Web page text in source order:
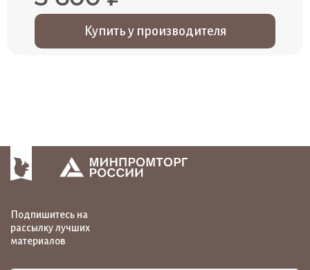
Купить у производителя
Подпишитесь на
рассылку лучших
материалов